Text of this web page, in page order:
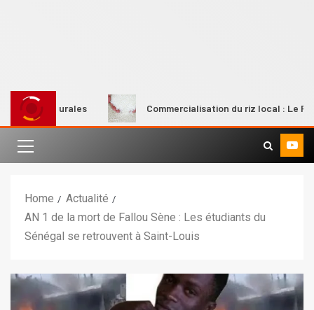
rurales Commercialisation du riz local : Le Premier
Home
Actualité
AN 1 de la mort de Fallou Sène : Les étudiants du
Sénégal se retrouvent à Saint-Louis